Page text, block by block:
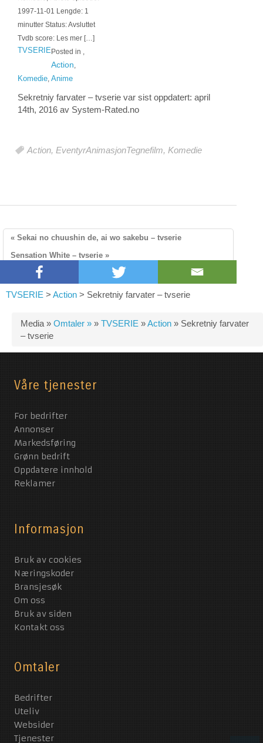
1997-11-01 Lengde: 1
minutter Status: Avsluttet
Tvdb score: Les mer […]
Posted in
TVSERIE ,
Action,
Komedie, Anime
Sekretniy farvater – tvserie var sist oppdatert: april
14th, 2016 av System-Rated.no
Action, EventyrAnimasjonTegnefilm, Komedie
« Sekai no chuushin de, ai wo sakebu – tvserie
Sensation White – tvserie »
TVSERIE > Action > Sekretniy farvater – tvserie
Media » Omtaler » » TVSERIE »Action » Sekretniy farvater
– tvserie
Våre tjenester
For bedrifter
Annonser
Markedsføring
Grønn bedrift
Oppdatere innhold
Reklamer
Informasjon
Bruk av cookies
Næringskoder
Bransjesøk
Om oss
Bruk av siden
Kontakt oss
Omtaler
Bedrifter
Uteliv
Websider
Tjenester